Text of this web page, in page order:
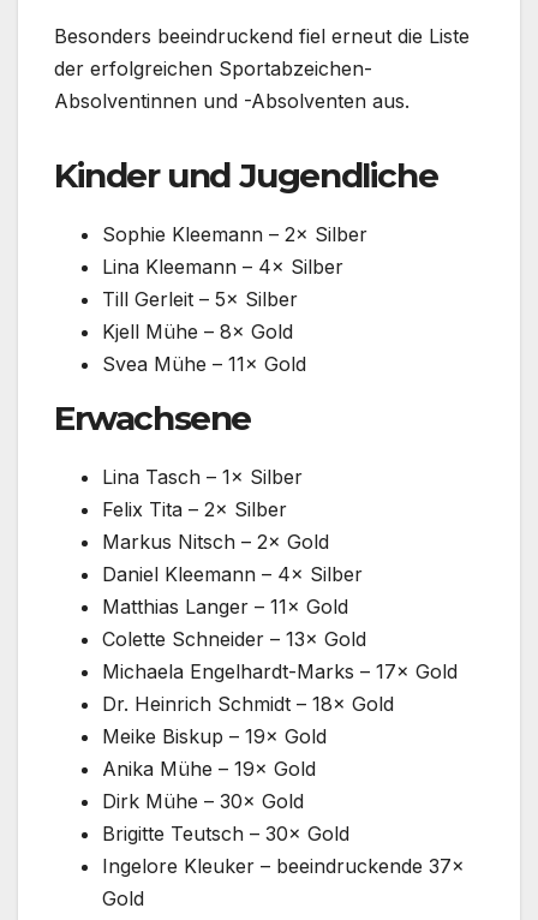
Besonders beeindruckend fiel erneut die Liste
der erfolgreichen Sportabzeichen-
Absolventinnen und -Absolventen aus.
Kinder und Jugendliche
Sophie Kleemann – 2× Silber
Lina Kleemann – 4× Silber
Till Gerleit – 5× Silber
Kjell Mühe – 8× Gold
Svea Mühe – 11× Gold
Erwachsene
Lina Tasch – 1× Silber
Felix Tita – 2× Silber
Markus Nitsch – 2× Gold
Daniel Kleemann – 4× Silber
Matthias Langer – 11× Gold
Colette Schneider – 13× Gold
Michaela Engelhardt-Marks – 17× Gold
Dr. Heinrich Schmidt – 18× Gold
Meike Biskup – 19× Gold
Anika Mühe – 19× Gold
Dirk Mühe – 30× Gold
Brigitte Teutsch – 30× Gold
Ingelore Kleuker – beeindruckende 37×
Gold